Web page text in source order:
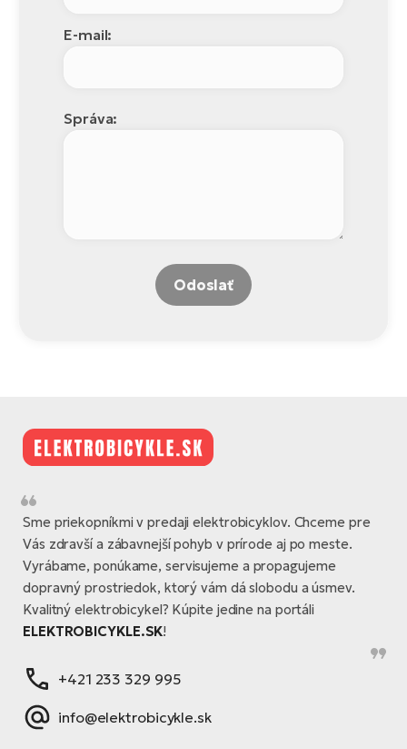
E-mail:
Správa:
Odoslať
Sme priekopníkmi v predaji elektrobicyklov. Chceme pre
Vás zdravší a zábavnejší pohyb v prírode aj po meste.
Vyrábame, ponúkame, servisujeme a propagujeme
dopravný prostriedok, ktorý vám dá slobodu a úsmev.
Kvalitný elektrobicykel? Kúpite jedine na portáli
ELEKTROBICYKLE.SK!
+421 233 329 995
info@elektrobicykle.sk